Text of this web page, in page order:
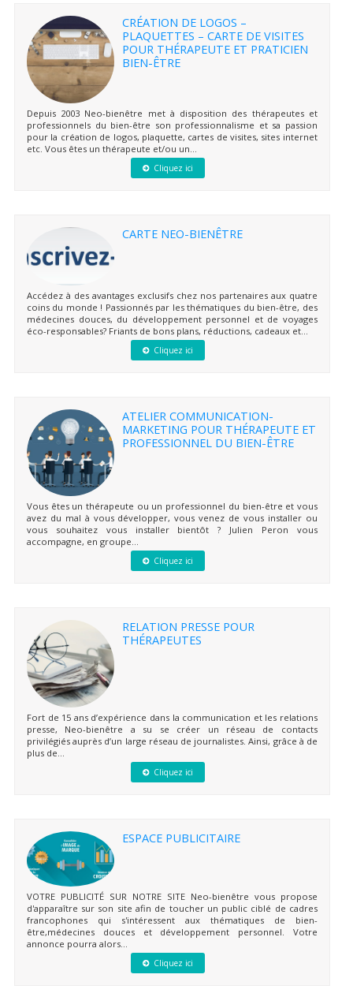
CRÉATION DE LOGOS –
PLAQUETTES – CARTE DE VISITES
POUR THÉRAPEUTE ET PRATICIEN
BIEN-ÊTRE
Depuis 2003 Neo-bienêtre met à disposition des thérapeutes et
professionnels du bien-être son professionnalisme et sa passion
pour la création de logos, plaquette, cartes de visites, sites internet
etc. Vous êtes un thérapeute et/ou un...
Cliquez ici
CARTE NEO-BIENÊTRE
Accédez à des avantages exclusifs chez nos partenaires aux quatre
coins du monde ! Passionnés par les thématiques du bien-être, des
médecines douces, du développement personnel et de voyages
éco-responsables? Friants de bons plans, réductions, cadeaux et...
Cliquez ici
ATELIER COMMUNICATION-
MARKETING POUR THÉRAPEUTE ET
PROFESSIONNEL DU BIEN-ÊTRE
Vous êtes un thérapeute ou un professionnel du bien-être et vous
avez du mal à vous développer, vous venez de vous installer ou
vous souhaitez vous installer bientôt ? Julien Peron vous
accompagne, en groupe...
Cliquez ici
RELATION PRESSE POUR
THÉRAPEUTES
Fort de 15 ans d’expérience dans la communication et les relations
presse, Neo-bienêtre a su se créer un réseau de contacts
privilégiés auprès d’un large réseau de journalistes. Ainsi, grâce à de
plus de...
Cliquez ici
ESPACE PUBLICITAIRE
VOTRE PUBLICITÉ SUR NOTRE SITE Neo-bienêtre vous propose
d'apparaître sur son site afin de toucher un public ciblé de cadres
francophones qui s'intéressent aux thématiques de bien-
être,médecines douces et développement personnel. Votre
annonce pourra alors...
Cliquez ici